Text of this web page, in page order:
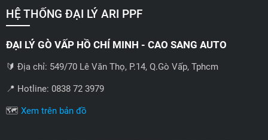
HỆ THỐNG ĐẠI LÝ ARI PPF
ĐẠI LÝ GÒ VẤP HỒ CHÍ MINH - CAO SANG AUTO
🔰 Địa chỉ: 549/70 Lê Văn Thọ, P.14, Q.Gò Vấp, Tphcm
📍 Hotline: 0838 72 3979
🗺️ Xem trên bản đồ